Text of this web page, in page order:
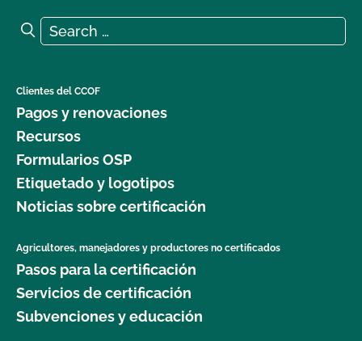
Search for:
Search
Clientes del CCOF
Pagos y renovaciones
Recursos
Formularios OSP
Etiquetado y logotipos
Noticias sobre certificación
Agricultores, manejadores y productores no certificados
Pasos para la certificación
Servicios de certificación
Subvenciones y educación